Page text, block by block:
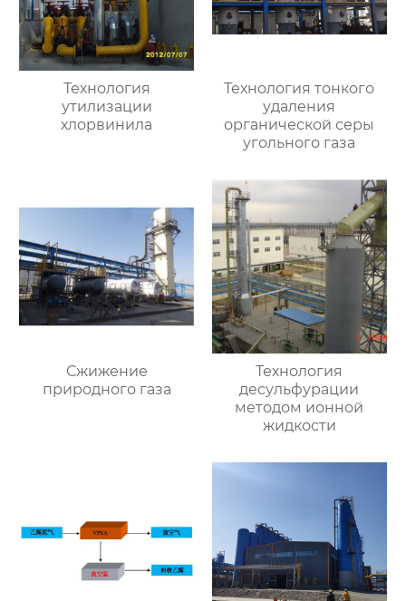
Технология
утилизации
хлорвинила
Технология тонкого
удаления
органической серы
угольного газа
Сжижение
природного газа
Технология
десульфурации
методом ионной
жидкости